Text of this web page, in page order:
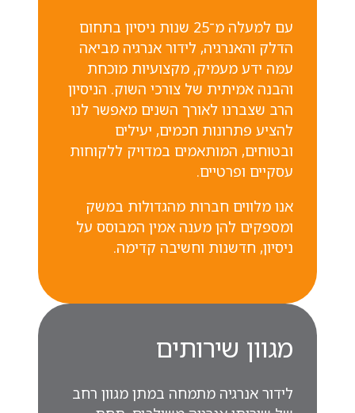
עם למעלה מ־25 שנות ניסיון בתחום
הדלק והאנרגיה, לידור אנרגיה מביאה
עמה ידע מעמיק, מקצועיות מוכחת
והבנה אמיתית של צורכי השוק. הניסיון
הרב שצברנו לאורך השנים מאפשר לנו
להציע פתרונות חכמים, יעילים
ובטוחים, המותאמים במדויק ללקוחות
עסקיים ופרטיים.
אנו מלווים חברות מהגדולות במשק
ומספקים להן מענה אמין המבוסס על
ניסיון, חדשנות וחשיבה קדימה.
מגוון שירותים
לידור אנרגיה מתמחה במתן מגוון רחב